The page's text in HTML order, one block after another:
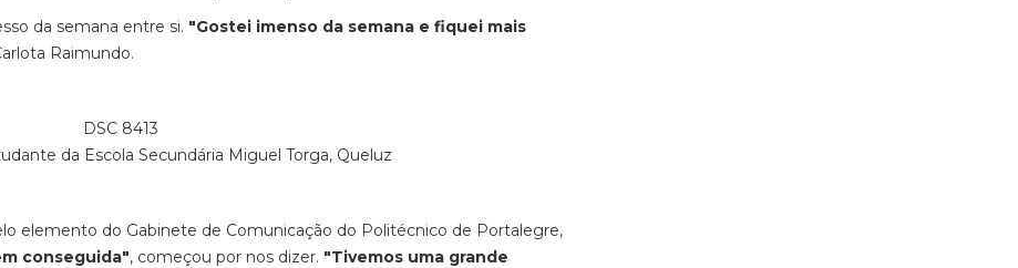
da semana entre si. "Gostei imenso da semana e fiquei mais
Raimundo.
da Escola Secundária Miguel Torga, Queluz
elemento do Gabinete de Comunicação do Politécnico de Portalegre,
conseguida", começou por nos dizer. "Tivemos uma grande